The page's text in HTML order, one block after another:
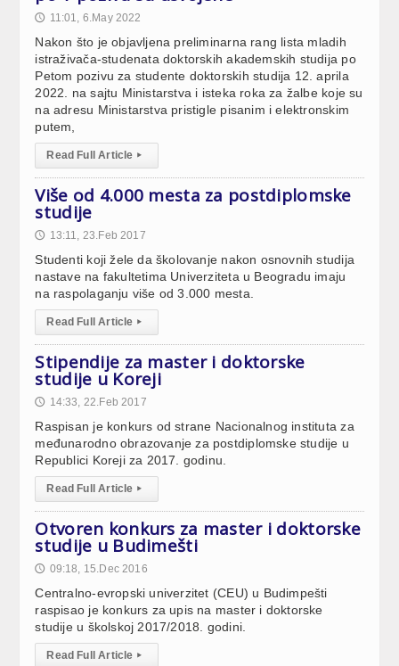
🕔 11:01, 6.May 2022
Nakon što je objavljena preliminarna rang lista mladih
istraživača-studenata doktorskih akademskih studija po
Petom pozivu za studente doktorskih studija 12. aprila
2022. na sajtu Ministarstva i isteka roka za žalbe koje su
na adresu Ministarstva pristigle pisanim i elektronskim
putem,
Read Full Article ▸
Više od 4.000 mesta za postdiplomske
studije
🕔 13:11, 23.Feb 2017
Studenti koji žele da školovanje nakon osnovnih studija
nastave na fakultetima Univerziteta u Beogradu imaju
na raspolaganju više od 3.000 mesta.
Read Full Article ▸
Stipendije za master i doktorske
studije u Koreji
🕔 14:33, 22.Feb 2017
Raspisan je konkurs od strane Nacionalnog instituta za
međunarodno obrazovanje za postdiplomske studije u
Republici Koreji za 2017. godinu.
Read Full Article ▸
Otvoren konkurs za master i doktorske
studije u Budimešti
🕔 09:18, 15.Dec 2016
Centralno-evropski univerzitet (CEU) u Budimpešti
raspisao je konkurs za upis na master i doktorske
studije u školskoj 2017/2018. godini.
Read Full Article ▸